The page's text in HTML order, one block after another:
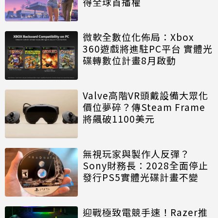
微軟全數位化佈局：Xbox
360遊戲將進駐PC平台 實體光
碟轉數位計畫8月啟動
Valve高階VR頭戴設備大眾化
價位夢碎？傳Steam Frame
將飆破1100美元
無視玩家與製作人反彈？
Sony財務長：2028全面停止
發行PS5實體光碟計畫不變
迎戰極致電競手速！Razer推